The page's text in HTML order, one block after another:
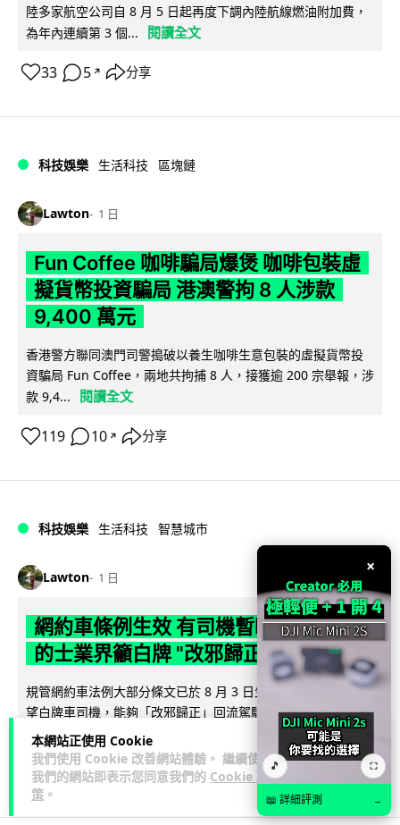
本網站正使用 Cookie
我們使用 Cookie 改善網站體驗。 繼續使用
我們的網站即表示您同意我們的 Cookie 政
策 。
陸多家航空公司自 8 月 5 日起再度下調內陸航線燃油附加費，
為年內連續第 3 個...
閱讀全文
33 5 ↗ 分享
科技娛樂 生活科技 區塊鏈
Lawton 1 日
Fun Coffee 咖啡騙局爆煲 咖啡包裝虛
擬貨幣投資騙局 港澳警拘 8 人涉款
9,400 萬元
香港警方聯同澳門司警搗破以養生咖啡生意包裝的虛擬貨幣投
資騙局 Fun Coffee，兩地共拘捕 8 人，接獲逾 200 宗舉報，涉
款 9,4...
閱讀全文
119 10 ↗ 分享
科技娛樂 生活科技 智慧城市
Lawton 1 日
網約車條例生效 有司機暫時停工避風頭
的士業界籲白牌 "改邪歸正"
規管網約車法例大部分條文已於 8 月 3 日生效，的士業界就期
望白牌車司機，能夠「改邪歸正」回流駕駛的士。新例大幅提
高罰則，首次定罪最高罰款...
209 147↗ 分享
×
🎵 ⛶
📖 詳細評測 →